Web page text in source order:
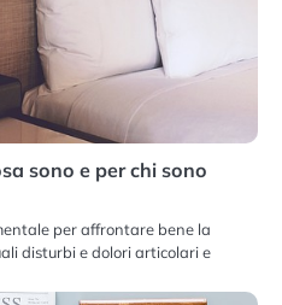
sono e per chi sono
per affrontare bene la
disturbi e dolori articolari e